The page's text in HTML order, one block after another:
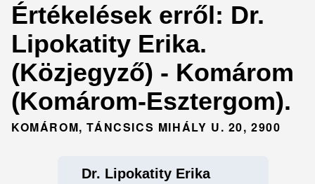
Értékelések erről: Dr.
Lipokatity Erika.
(Közjegyző) - Komárom
(Komárom-Esztergom).
KOMÁROM, TÁNCSICS MIHÁLY U. 20, 2900
Dr. Lipokatity Erika